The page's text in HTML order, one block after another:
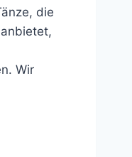
die
Wir